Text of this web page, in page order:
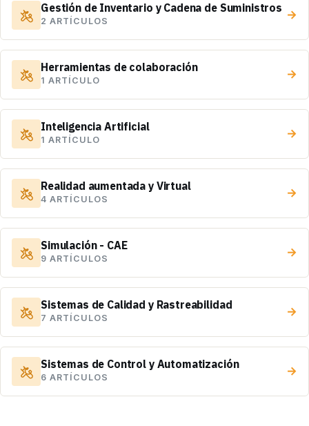
Gestión de Inventario y Cadena de Suministros
2 ARTÍCULOS →
Herramientas de colaboración
1 ARTÍCULO →
Inteligencia Artificial
1 ARTÍCULO →
Realidad aumentada y Virtual
4 ARTÍCULOS →
Simulación - CAE
9 ARTÍCULOS →
Sistemas de Calidad y Rastreabilidad
7 ARTÍCULOS →
Sistemas de Control y Automatización
6 ARTÍCULOS →